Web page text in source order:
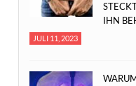
IHN
JULI 11, 2023